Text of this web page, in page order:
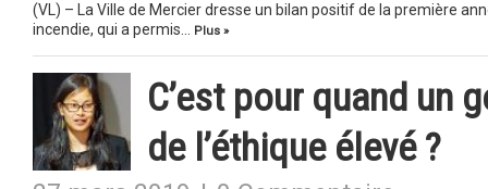
(VL) – La Ville de Mercier dresse un bilan positif de la première
incendie, qui a permis…
Plus »
C’est pour quand un
de l’éthique élevé ?